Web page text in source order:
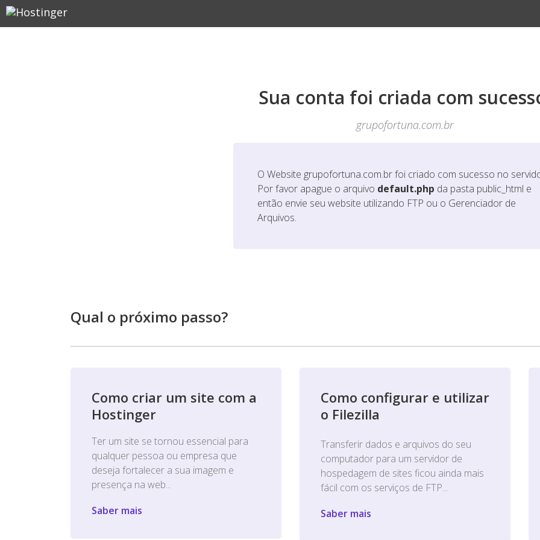
Sua conta foi criada com
grupofortuna.com.br
O Website grupofortuna.com.brfoi criado com sucesso no
Por favor apague o arquivo default.php da pasta public_html e
então envie seu website utilizando FTP ou o Gerenciador de
Arquivos.
Qual o próximo passo?
Como criar um site com a
Hostinger
Ter um site se tornou essencial para
qualquer pessoa ou empresa que
deseja fortalecer a sua imagem e
presença na web...
Saber mais
Como configurar e utilizar
o Filezilla
Transferir dados e arquivos do seu
computador para um servidor de
hospedagem de sites ficou ainda mais
fácil com os serviços de FTP...
Saber mais